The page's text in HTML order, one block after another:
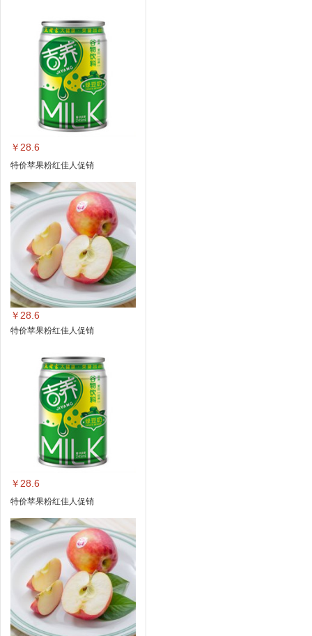
￥28.6
特价苹果粉红佳人促销
￥28.6
特价苹果粉红佳人促销
￥28.6
特价苹果粉红佳人促销